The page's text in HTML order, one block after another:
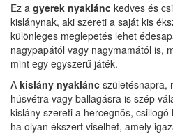
Ez a gyerek nyaklánc kedves és
kislánynak, aki szereti a saját kis
különleges meglepetés lehet
nagypapától vagy nagymamától is,
mint egy egyszerű játék.
A kislány nyaklánc születésnapra,
húsvétra vagy ballagásra is szép
kislány szereti a hercegnős,
ha olyan ékszert viselhet, amely